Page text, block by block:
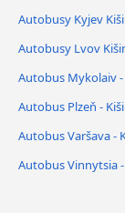
Autobusy Kyjev
Autobusy Lvov
Autobus Mykolaiv -
Autobus Plzeň -
Autobus Varšava -
Autobus Vinnytsia